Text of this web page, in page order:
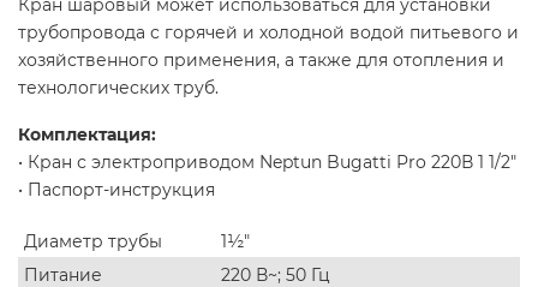
Кран шаровый может использоваться для установки
трубопровода с горячей и холодной водой питьевого и
хозяйственного применения, а также для отопления и
технологических труб.
Комплектация:
• Кран с электроприводом Neptun Bugatti Pro 220В 1 1/2"
• Паспорт-инструкция
Диаметр трубы
1½"
Питание
220 В~; 50 Гц